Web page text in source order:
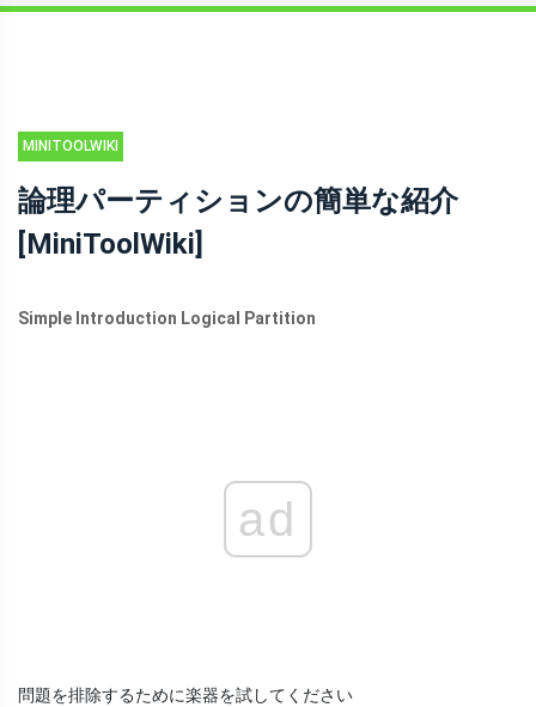
MINITOOLWIKI
論理パーティションの簡単な紹介
[MiniToolWiki]
Simple Introduction Logical Partition
ad
問題を排除するために楽器を試してください